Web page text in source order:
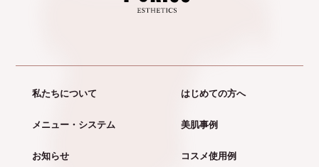
私たちについて はじめての方へ
メニュー・システム 美肌事例
お知らせ コスメ使用例